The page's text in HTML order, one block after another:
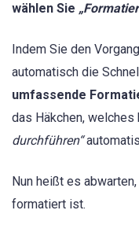
wählen Sie
Indem Sie den
automatisch die
umfassende
das Häkchen, welches
durchführen“
Nun heißt es
formatiert ist.